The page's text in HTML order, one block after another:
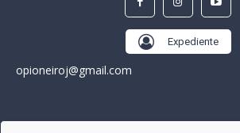
Expediente
opioneiroj@gmail.com